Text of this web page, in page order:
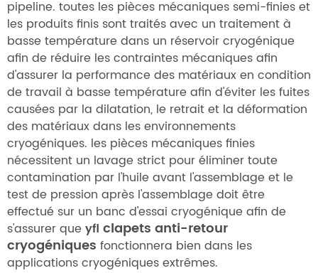
pipeline. toutes les pièces mécaniques semi-finies et
les produits finis sont traités avec un traitement à
basse température dans un réservoir cryogénique
afin de réduire les contraintes mécaniques afin
d'assurer la performance des matériaux en condition
de travail à basse température afin d'éviter les fuites
causées par la dilatation, le retrait et la déformation
des matériaux dans les environnements
cryogéniques. les pièces mécaniques finies
nécessitent un lavage strict pour éliminer toute
contamination par l'huile avant l'assemblage et le
test de pression après l'assemblage doit être
effectué sur un banc d'essai cryogénique afin de
s'assurer queyfl clapets anti-retour
cryogéniques fonctionnera bien dans les
applications cryogéniques extrêmes.